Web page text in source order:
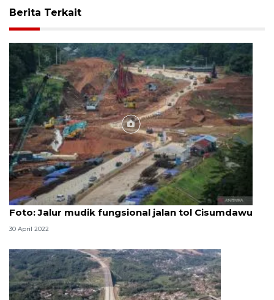
Berita Terkait
Foto
Foto: Jalur mudik fungsional jalan tol Cisumdawu
30 April 2022